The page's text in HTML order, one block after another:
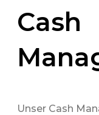
Cash
Unser Cash